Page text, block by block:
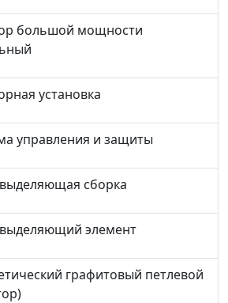
большой мощности
установка
управления и защиты
сборка
элемент
графитовый петлевой